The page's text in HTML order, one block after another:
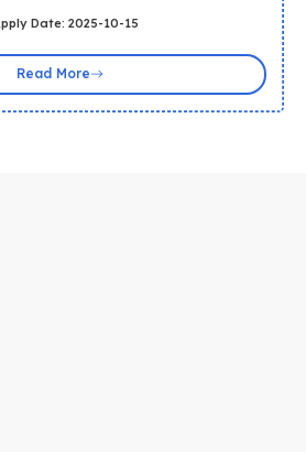
Date: 2025-10-15
Read More